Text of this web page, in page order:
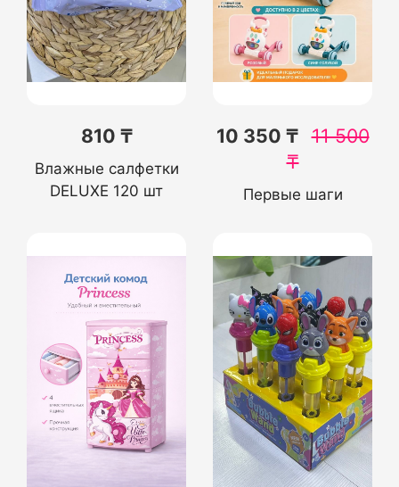
810 ₸
Влажные салфетки
DELUXE 120 шт
10 350 ₸ 11 500
₸
Первые шаги